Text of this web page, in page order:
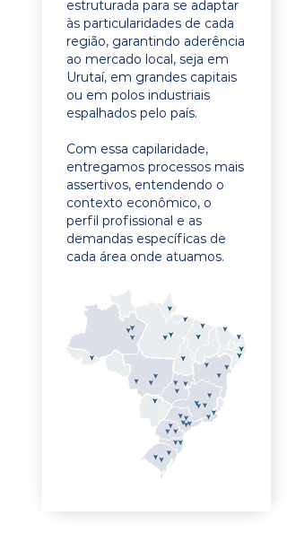
estruturada para se adaptar
às particularidades de cada
região, garantindo aderência
ao mercado local, seja em
Urutaí, em grandes capitais
ou em polos industriais
espalhados pelo país.
Com essa capilaridade,
entregamos processos mais
assertivos, entendendo o
contexto econômico, o
perfil profissional e as
demandas específicas de
cada área onde atuamos.